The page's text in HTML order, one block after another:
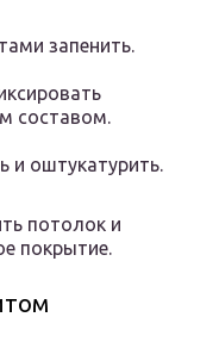
запенить.
составом.
и оштукатурить.
потолок и
покрытие.